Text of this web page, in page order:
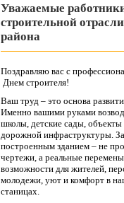
Уважаемые
строительной
района
Поздравляю вас с
Днем строителя!
Ваш труд – это основа
Именно вашими руками
школы, детские сады, объекты
дорожной инфраструктуры.
построенным зданием – не
чертежи, а реальные
возможности для жителей,
молодежи, уют и комфорт в
станицах.